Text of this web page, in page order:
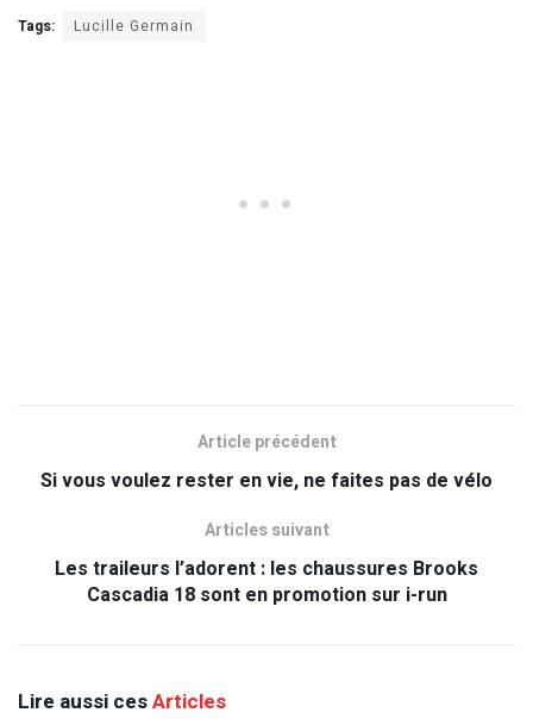
Tags: Lucille Germain
Article précédent
Si vous voulez rester en vie, ne faites pas de vélo
Articles suivant
Les traileurs l’adorent : les chaussures Brooks
Cascadia 18 sont en promotion sur i-run
Lire aussi cesArticles